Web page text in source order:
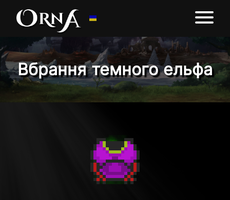
Вбрання темного ельфа